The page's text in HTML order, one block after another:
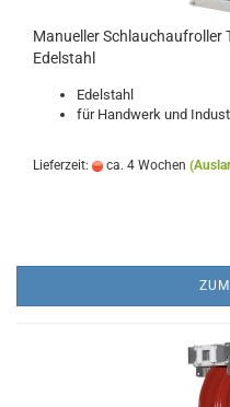
Manueller Schlauchaufroller
Edelstahl
Edelstahl
für Handwerk und
Lieferzeit: ca. 4 Wochen